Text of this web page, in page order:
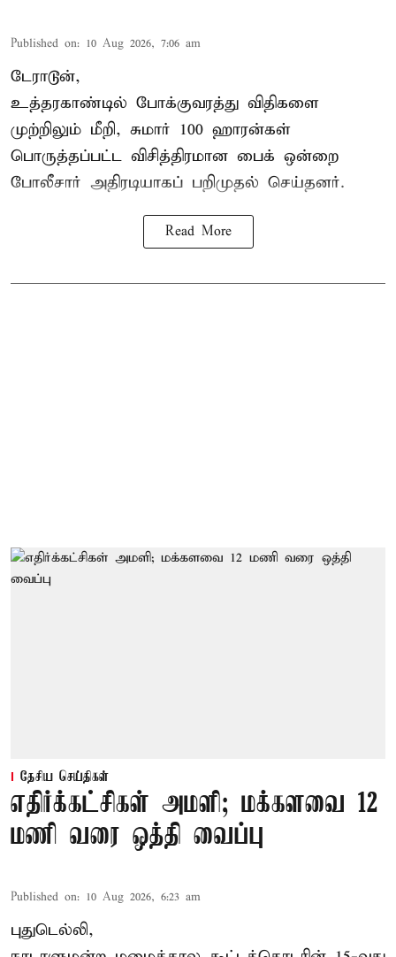
Published on: 10 Aug 2026, 7:06 am
டேராடூன்,
உத்தரகாண்டில் போக்குவரத்து விதிகளை
முற்றிலும் மீறி, சுமார் 100 ஹாரன்கள்
பொருத்தப்பட்ட விசித்திரமான பைக் ஒன்றை
போலீசார் அதிரடியாகப் பறிமுதல் செய்தனர்.
Read More
தேசிய செய்திகள்
எதிர்க்கட்சிகள் அமளி; மக்களவை 12
மணி வரை ஒத்தி வைப்பு
Published on: 10 Aug 2026, 6:23 am
புதுடெல்லி,